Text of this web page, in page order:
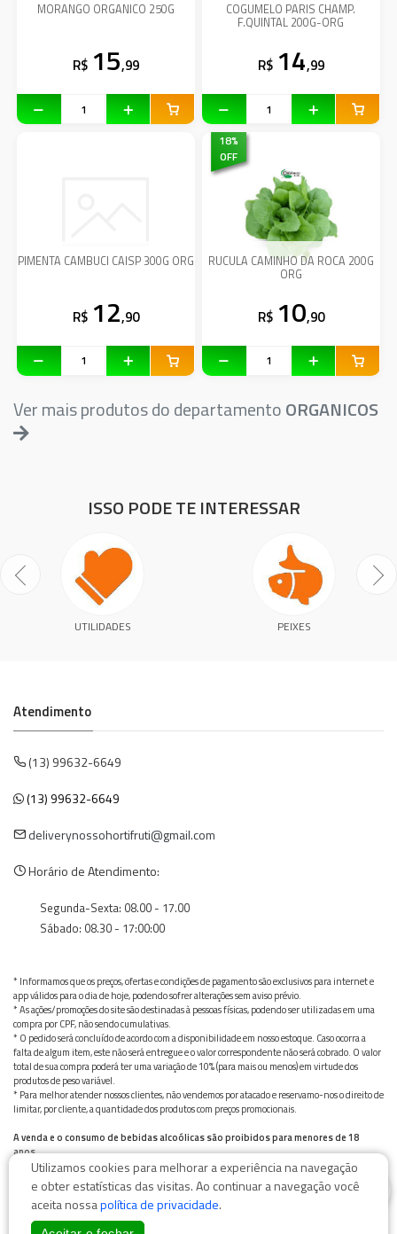
MORANGO ORGANICO 250G
R$ 15,99
COGUMELO PARIS CHAMP.
F.QUINTAL 200G-ORG
R$ 14,99
PIMENTA CAMBUCI CAISP 300G ORG
R$ 12,90
18%
OFF
RUCULA CAMINHO DA ROCA 200G
ORG
R$ 10,90
Ver mais produtos do departamentoORGANICOS
ISSO PODE TE INTERESSAR
UTILIDADES PEIXES
Atendimento
(13) 99632-6649
(13) 99632-6649
deliverynossohortifruti@gmail.com
Horário de Atendimento:
Segunda-Sexta: 08.00 - 17.00
Sábado: 08.30 - 17:00:00
* Informamos que os preços, ofertas e condições de pagamento são exclusivos para internet e
app válidos para o dia de hoje, podendo sofrer alterações sem aviso prévio.
* As ações/promoções do site são destinadas à pessoas físicas, podendo ser utilizadas em uma
compra por CPF, não sendo cumulativas.
* O pedido será concluído de acordo com a disponibilidade em nosso estoque. Caso ocorra a
falta de algum item, este não será entregue e o valor correspondente não será cobrado. O valor
total de sua compra poderá ter uma variação de 10% (para mais ou menos) em virtude dos
produtos de peso variável.
* Para melhor atender nossos clientes, não vendemos por atacado e reservamo-nos o direito de
limitar, por cliente, a quantidade dos produtos com preços promocionais.
A venda e o consumo de bebidas alcoólicas são proibidos para menores de 18
anos.
Bebida alcoólica pode causar dependência química e, em excesso, provoca graves males à saúde.
Beba com moderação
Utilizamos cookies para melhorar a experiência na navegação
e obter estatísticas das visitas. Ao continuar a navegação você
aceita nossapolítica de privacidade.